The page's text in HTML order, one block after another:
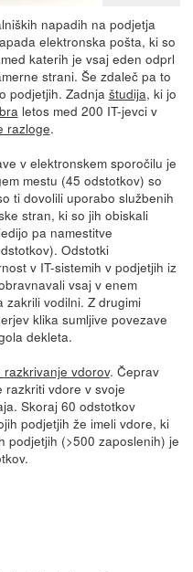
napadih na podjetja
elektronska pošta, ki so
katerih je vsaj eden odprl
strani. Še zdaleč pa to
podjetjih. Zadnja študija, ki jo
letos med 200 IT-jevci v
razloge.
v elektronskem sporočilu je
mestu (45 odstotkov) so
ti dovolili uporabo službenih
stran, ki so jih obiskali
pa namestitve
Odstotki
v IT-sistemih v podjetjih iz
vsaj v enem
zakrili vodilni. Z drugimi
klika sumljive povezave
dekleta.
razkrivanje vdorov. Čeprav
razkriti vdore v svoje
Skoraj 60 odstotkov
podjetjih že imeli vdore, ki
podjetjih (>500 zaposlenih) je